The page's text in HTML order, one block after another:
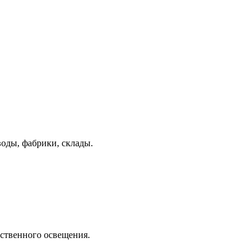
фабрики, склады.
освещения.